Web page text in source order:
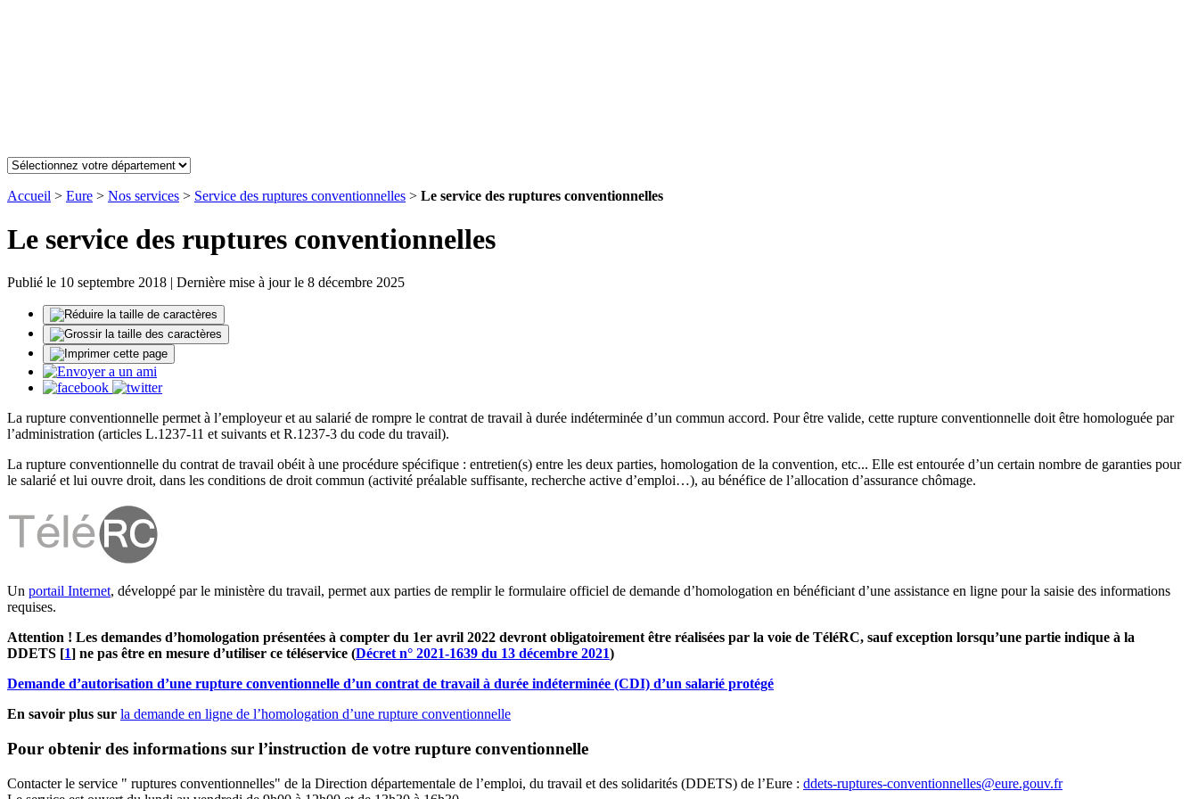
Accueil > Eure > Nos services > Service des ruptures conventionnelles > Le service des ruptures conventionnelles
Le service des ruptures conventionnelles
Publié le 10 septembre 2018 | Dernière mise à jour le 8 décembre 2025
La rupture conventionnelle permet à l’employeur et au salarié de rompre le contrat de travail à durée indéterminée d’un commun accord. Pour être valide, cette rupture conventionnelle doit être homologuée par
l’administration (articles L.1237-11 et suivants et R.1237-3 du code du travail).
La rupture conventionnelle du contrat de travail obéit à une procédure spécifique : entretien(s) entre les deux parties, homologation de la convention, etc... Elle est entourée d’un certain nombre de garanties pour
le salarié et lui ouvre droit, dans les conditions de droit commun (activité préalable suffisante, recherche active d’emploi…), au bénéfice de l’allocation d’assurance chômage.
Un portail Internet, développé par le ministère du travail, permet aux parties de remplir le formulaire officiel de demande d’homologation en bénéficiant d’une assistance en ligne pour la saisie des informations
requises.
Attention ! Les demandes d’homologation présentées à compter du 1er avril 2022 devront obligatoirement être réalisées par la voie de TéléRC, sauf exception lorsqu’une partie indique à la
DDETS [1] ne pas être en mesure d’utiliser ce téléservice (Décret n° 2021-1639 du 13 décembre 2021)
Demande d’autorisation d’une rupture conventionnelle d’un contrat de travail à durée indéterminée (CDI) d’un salarié protégé
En savoir plus sur la demande en ligne de l’homologation d’une rupture conventionnelle
Pour obtenir des informations sur l’instruction de votre rupture conventionnelle
Contacter le service " ruptures conventionnelles" de la Direction départementale de l’emploi, du travail et des solidarités (DDETS) de l’Eure : ddets-ruptures-conventionnelles@eure.gouv.fr